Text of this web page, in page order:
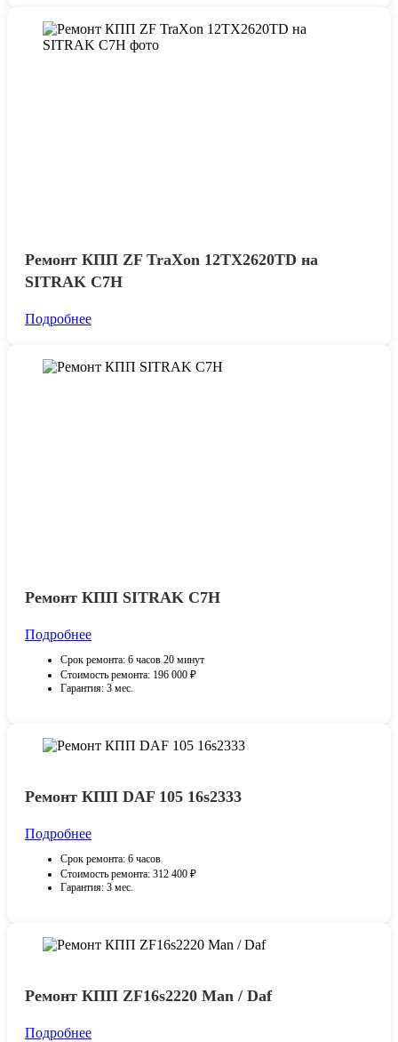
Ремонт КПП ZF TraXon 12TX2620TD на
SITRAK C7H
Подробнее
Ремонт КПП SITRAK С7H
Подробнее
Срок ремонта: 6 часов 20 минут
Стоимость ремонта: 196 000 ₽
Гарантия: 3 мес.
Ремонт КПП DAF 105 16s2333
Подробнее
Срок ремонта: 6 часов
Стоимость ремонта: 312 400 ₽
Гарантия: 3 мес.
Ремонт КПП ZF16s2220 Man / Daf
Подробнее